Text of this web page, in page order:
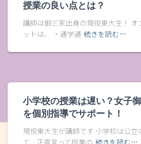
授業の良い点とは？
講師は御三家出身の現役東大生！ オ
ットは、 ・通学通 続きを読む…
小学校の授業は遅い？女子
を個別指導でサポート！
現役東大生が講師です 小学校は公立
て、正直言って授業の 続きを読む…